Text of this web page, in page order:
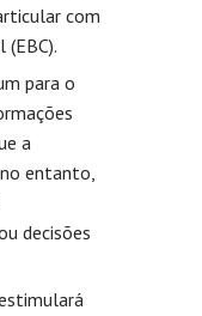
com
(EBC).
para o
a
entanto,
decisões